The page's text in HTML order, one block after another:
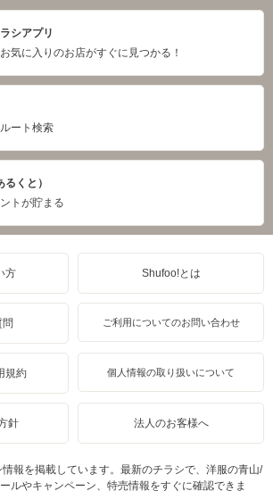
シアプリ
気に入りのお店がすぐに見つかる！
ート検索
くと）
トが貯まる
方 Shufoo!とは
問 ご利用についてのお問い合わせ
規約 個人情報の取り扱いについて
針 法人のお客様へ
報を掲載しています。最新のチラシで、洋服の青山/
ルやキャンペーン、特売情報をすぐに確認できま